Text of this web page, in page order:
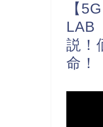
【
LAB
説！
命！